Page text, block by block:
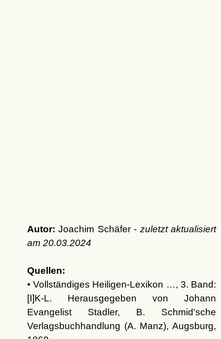
Autor: Joachim Schäfer - zuletzt aktualisiert
am 20.03.2024
Quellen:
• Vollständiges Heiligen-Lexikon …, 3. Band:
[I]K-L. Herausgegeben von Johann
Evangelist Stadler, B. Schmid'sche
Verlagsbuchhandlung (A. Manz), Augsburg,